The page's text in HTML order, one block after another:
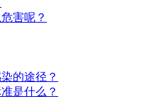
害呢？
的途径？
是什么？